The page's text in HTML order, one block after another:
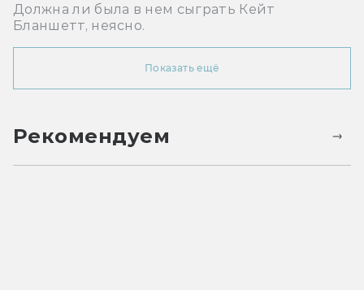
Должна ли была в нем сыграть Кейт
Бланшетт, неясно.
Показать ещё
Рекомендуем